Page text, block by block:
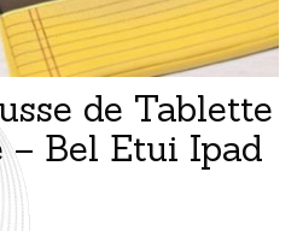
de Tablette
– Bel Etui Ipad